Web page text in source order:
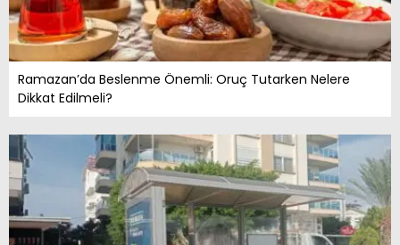
Ramazan’da Beslenme Önemli: Oruç Tutarken Nelere
Dikkat Edilmeli?